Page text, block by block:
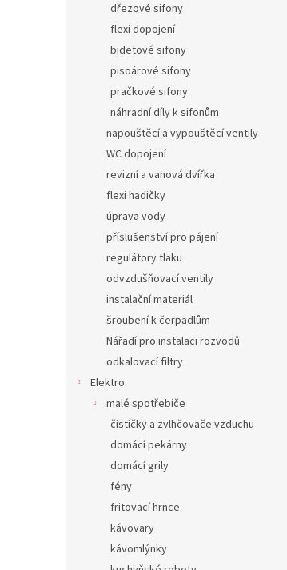
dřezové sifony
flexi dopojení
bidetové sifony
pisoárové sifony
pračkové sifony
náhradní díly k sifonům
napouštěcí a vypouštěcí ventily
WC dopojení
revizní a vanová dvířka
flexi hadičky
úprava vody
příslušenství pro pájení
regulátory tlaku
odvzdušňovací ventily
instalační materiál
šroubení k čerpadlům
Nářadí pro instalaci rozvodů
odkalovací filtry
Elektro
malé spotřebiče
čističky a zvlhčovače vzduchu
domácí pekárny
domácí grily
fény
fritovací hrnce
kávovary
kávomlýnky